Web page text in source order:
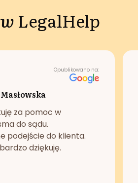
LegalHelp
Opublikowano na:
za pomoc w
do sądu.
podejście do klienta.
dziękuję.